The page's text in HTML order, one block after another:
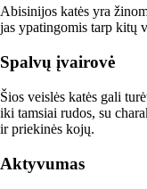
Abisinijos katės yra
jas ypatingomis tarp kitų
Spalvų įvairovė
Šios veislės katės gali
iki tamsiai rudos, su
ir priekinės kojų.
Aktyvumas